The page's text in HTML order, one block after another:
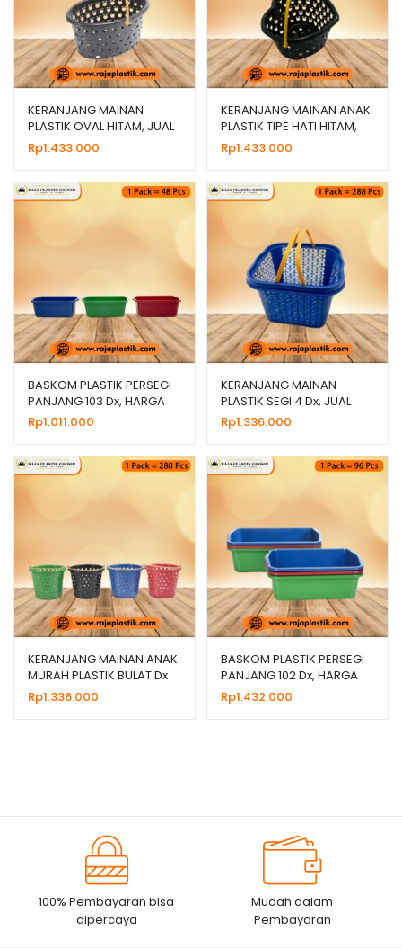
KERANJANG MAINAN
PLASTIK OVAL HITAM, JUAL
HARGA GROSIR MURAH
Rp1.433.000
KERANJANG MAINAN ANAK
PLASTIK TIPE HATI HITAM,
HARGA GROSIR
Rp1.433.000
BASKOM PLASTIK PERSEGI
PANJANG 103 Dx, HARGA
GROSIR MURAH
Rp1.011.000
KERANJANG MAINAN
PLASTIK SEGI 4 Dx, JUAL
HARGA GROSIR MURAH
Rp1.336.000
KERANJANG MAINAN ANAK
MURAH PLASTIK BULAT Dx
Rp1.336.000
BASKOM PLASTIK PERSEGI
PANJANG 102 Dx, HARGA
GROSIR MURAH
Rp1.432.000
100% Pembayaran bisa
dipercaya
Mudah dalam
Pembayaran